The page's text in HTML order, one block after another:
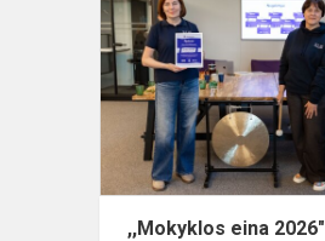
,,Mokyklos eina 2026"